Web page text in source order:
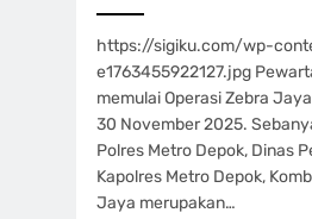
https://sigiku.com/wp-
e1763455922127.jpg
memulai Operasi Zebra
30 November 2025.
Polres Metro Depok, Dinas
Kapolres Metro Depok,
Jaya merupakan…